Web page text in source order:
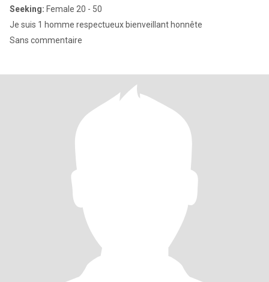
Seeking: Female 20 - 50
Je suis 1 homme respectueux bienveillant honnête
Sans commentaire